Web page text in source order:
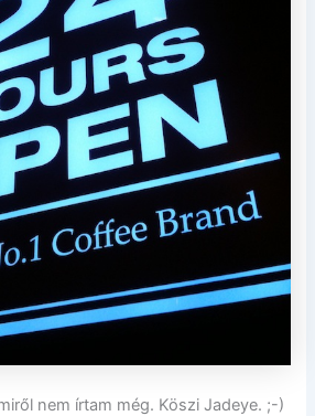
nem írtam még. Köszi Jadeye. ;-)